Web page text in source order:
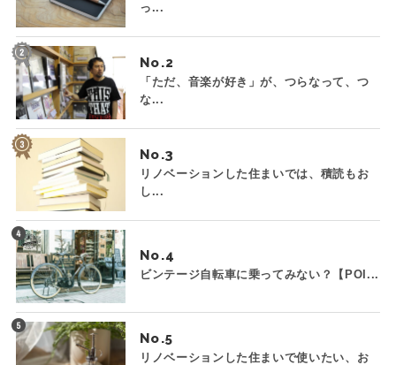
っ...
No.
「ただ、音楽が好き」が、つらなって、つ
な...
No.
リノベーションした住まいでは、積読もお
し...
No.
ビンテージ自転車に乗ってみない？【POI...
No.
リノベーションした住まいで使いたい、お